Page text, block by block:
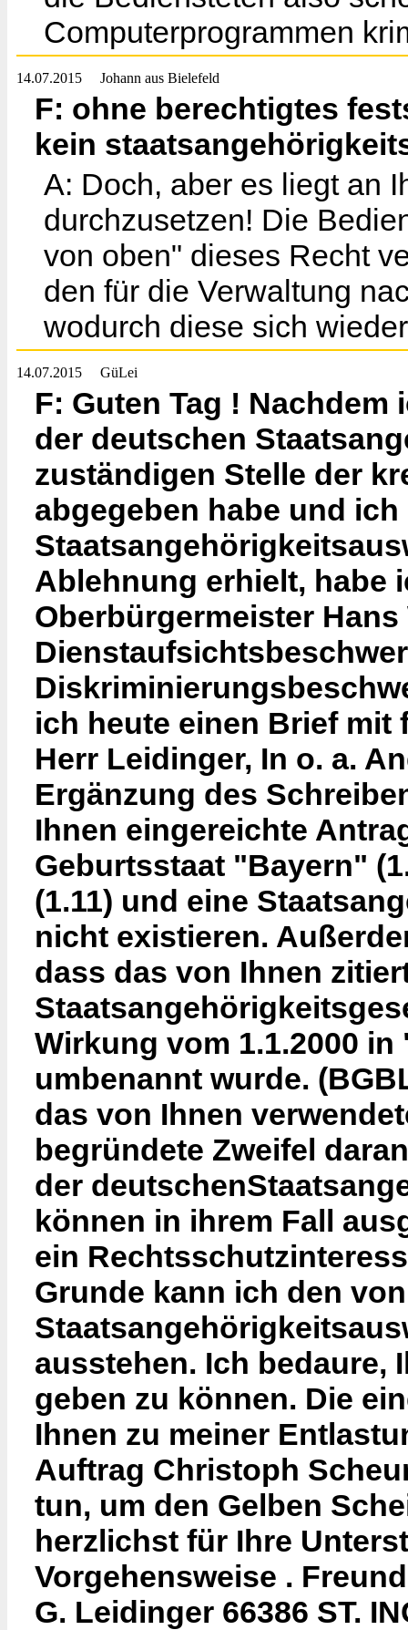
Computerprogrammen
14.07.2015 Johann aus Bielefeld
F: ohne berechtigtes
kein
A: Doch, aber es liegt an
durchzusetzen! Die
von oben" dieses Recht
den für die Verwaltung
wodurch diese sich
14.07.2015 GüLei
F: Guten Tag !
der deutschen
zuständigen Stelle der
abgegeben habe und
Ablehnung erhielt, habe
Oberbürgermeister Hans
ich heute einen Brief mit
Herr Leidinger, In o. a.
Ergänzung des
Ihnen eingereichte
Geburtsstaat "Bayern"
(1.11) und eine
nicht existieren.
dass das von Ihnen
Wirkung vom 1.1.2000
umbenannt wurde.
das von Ihnen
begründete Zweifel
der
können in ihrem Fall
ein
Grunde kann ich den
ausstehen. Ich bedaure,
geben zu können. Die
Ihnen zu meiner
Auftrag Christoph
tun, um den Gelben
herzlichst für Ihre
Vorgehensweise .
G. Leidinger 66386 ST.